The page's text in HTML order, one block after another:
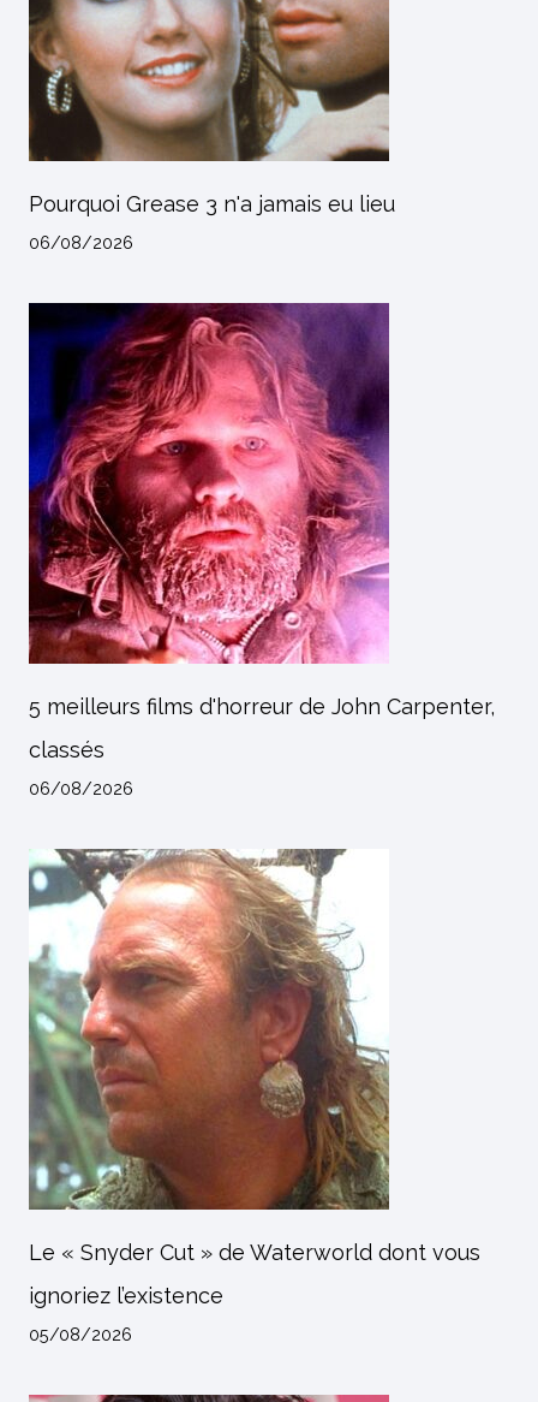
Pourquoi Grease 3 n'a jamais eu lieu
06/08/2026
5 meilleurs films d'horreur de John Carpenter,
classés
06/08/2026
Le « Snyder Cut » de Waterworld dont vous
ignoriez l’existence
05/08/2026